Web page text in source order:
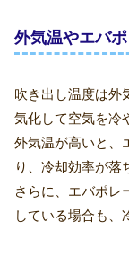
外気温やエバ
吹き出し温度は外
気化して空気を冷
外気温が高いと、
り、冷却効率が落
さらに、エバポレ
している場合も、